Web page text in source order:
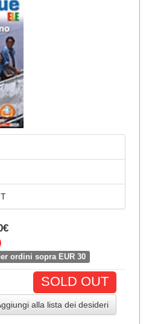
ordini sopra EUR 30
SOLD OUT
alla lista dei desideri